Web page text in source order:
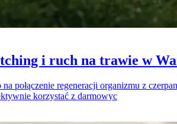
i ruch na trawie w
połączenie regeneracji organizmu z
korzystać z darmowyc